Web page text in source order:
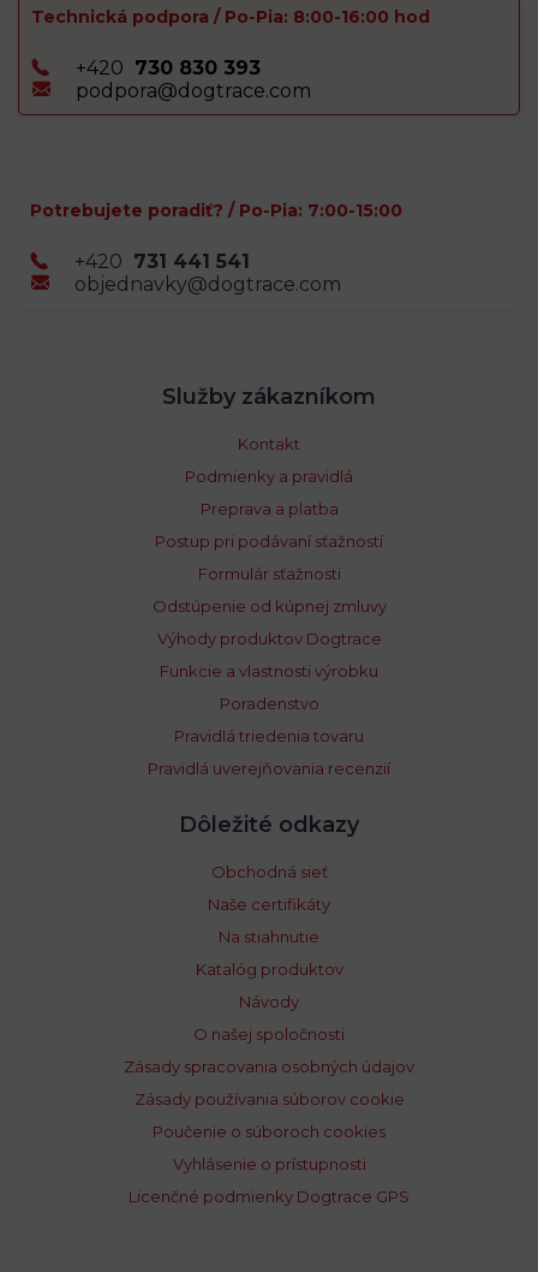
Technická podpora / Po-Pia: 8:00-16:00 hod
+420 730 830 393
podpora@dogtrace.com
Potrebujete poradiť? / Po-Pia: 7:00-15:00
+420 731 441 541
objednavky@dogtrace.com
Služby zákazníkom
Kontakt
Podmienky a pravidlá
Preprava a platba
Postup pri podávaní sťažností
Formulár sťažnosti
Odstúpenie od kúpnej zmluvy
Výhody produktov Dogtrace
Funkcie a vlastnosti výrobku
Poradenstvo
Pravidlá triedenia tovaru
Pravidlá uverejňovania recenzií
Dôležité odkazy
Obchodná sieť
Naše certifikáty
Na stiahnutie
Katalóg produktov
Návody
O našej spoločnosti
Zásady spracovania osobných údajov
Zásady používania súborov cookie
Poučenie o súboroch cookies
Vyhlásenie o prístupnosti
Licenčné podmienky Dogtrace GPS